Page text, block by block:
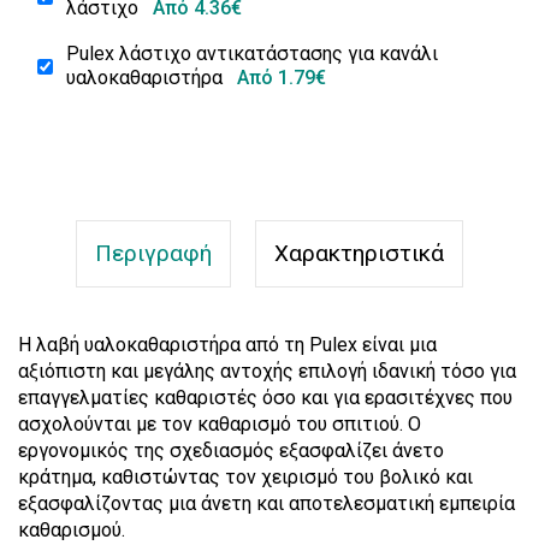
λάστιχο
Από 4.36€
Pulex λάστιχο αντικατάστασης για κανάλι
υαλοκαθαριστήρα Από 1.79€
Περιγραφή Χαρακτηριστικά
Η λαβή υαλοκαθαριστήρα από τη Pulex είναι μια
αξιόπιστη και μεγάλης αντοχής επιλογή ιδανική τόσο για
επαγγελματίες καθαριστές όσο και για ερασιτέχνες που
ασχολούνται με τον καθαρισμό του σπιτιού. Ο
εργονομικός της σχεδιασμός εξασφαλίζει άνετο
κράτημα, καθιστώντας τον χειρισμό του βολικό και
εξασφαλίζοντας μια άνετη και αποτελεσματική εμπειρία
καθαρισμού.